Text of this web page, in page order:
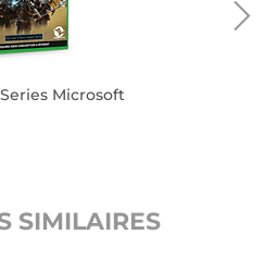
Microsoft
SIMILAIRES